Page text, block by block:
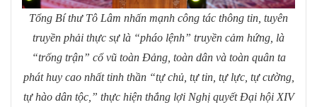
Tổng Bí thư Tô Lâm nhấn mạnh công tác thông tin, tuyên
truyền phải thực sự là “pháo lệnh” truyền cảm hứng, là
“trống trận” cổ vũ toàn Đảng, toàn dân và toàn quân ta
phát huy cao nhất tinh thần “tự chủ, tự tin, tự lực, tự cường,
tự hào dân tộc,” thực hiện thắng lợi Nghị quyết Đại hội XIV